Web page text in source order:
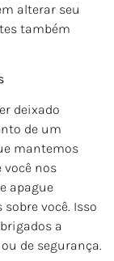
alterar seu
também
deixado
de um
mantemos
você nos
apague
você. Isso
a
de segurança.